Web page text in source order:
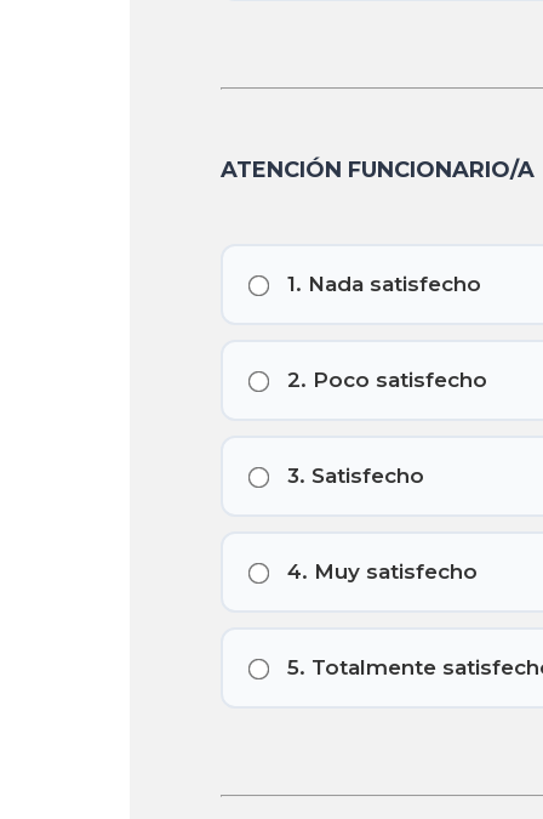
ATENCIÓN FUNCIONARIO/A
1. Nada satisfecho
2. Poco satisfecho
3. Satisfecho
4. Muy satisfecho
5. Totalmente